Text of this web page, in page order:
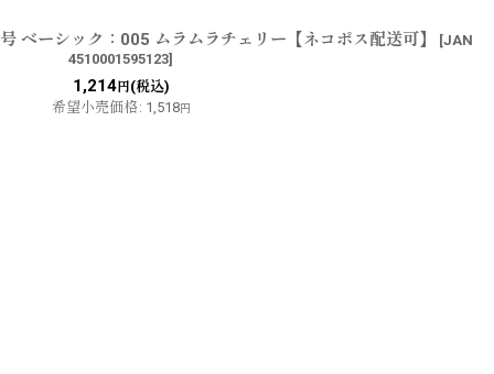
ベーシック：005 ムラムラチェリー【ネコポス配送可】 [JAN
4510001595123]
1,214円(税込)
希望小売価格: 1,518円